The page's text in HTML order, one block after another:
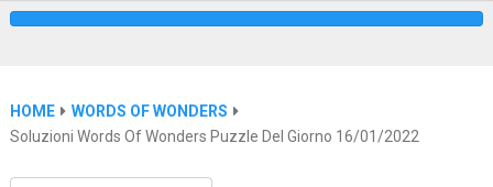
HOME
WORDS OF WONDERS
Soluzioni Words Of Wonders Puzzle Del Giorno 16/01/2022